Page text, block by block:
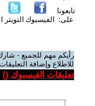
تابعونا
على: الفيسبوك التويتر
رأيكم مهم للجميع -
للاطلاع وإضافة
تعليقات الفيسبوك ()